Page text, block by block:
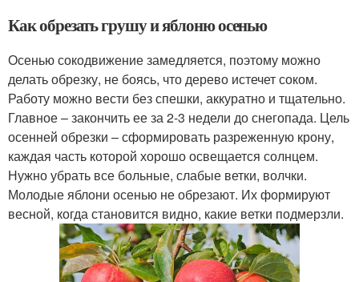
Как обрезать грушу и яблоню осенью
Осенью сокодвижение замедляется, поэтому можно
делать обрезку, не боясь, что дерево истечет соком.
Работу можно вести без спешки, аккуратно и тщательно.
Главное – закончить ее за 2-3 недели до снегопада. Цель
осенней обрезки – сформировать разреженную крону,
каждая часть которой хорошо освещается солнцем.
Нужно убрать все больные, слабые ветки, волчки.
Молодые яблони осенью не обрезают. Их формируют
весной, когда становится видно, какие ветки подмерзли.